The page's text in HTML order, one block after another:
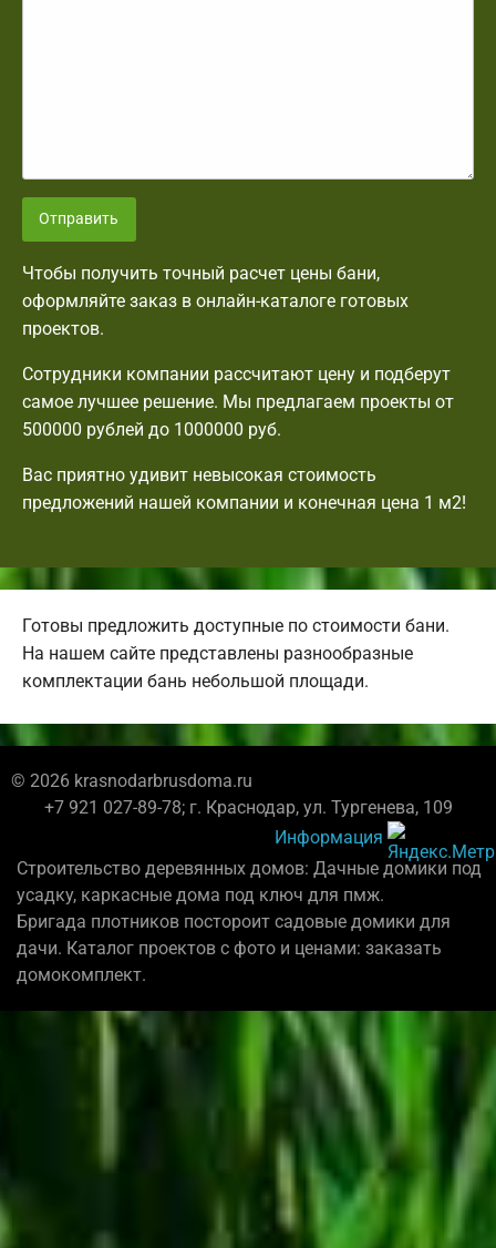
Отправить
Чтобы получить точный расчет цены бани,
оформляйте заказ в онлайн-каталоге готовых
проектов.
Сотрудники компании рассчитают цену и подберут
самое лучшее решение. Мы предлагаем проекты от
500000 рублей до 1000000 руб.
Вас приятно удивит невысокая стоимость
предложений нашей компании и конечная цена 1 м2!
Готовы предложить доступные по стоимости бани.
На нашем сайте представлены разнообразные
комплектации бань небольшой площади.
© 2026 krasnodarbrusdoma.ru
+7 921 027-89-78; г. Краснодар, ул. Тургенева, 109
Информация
Строительство деревянных домов: Дачные домики под
усадку, каркасные дома под ключ для пмж.
Бригада плотников постороит садовые домики для
дачи. Каталог проектов с фото и ценами: заказать
домокомплект.